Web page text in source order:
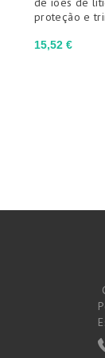
Preço
15,52 €
proteção e